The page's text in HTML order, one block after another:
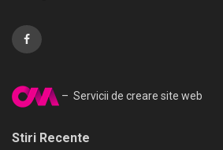
– Servicii de creare site web
Stiri Recente